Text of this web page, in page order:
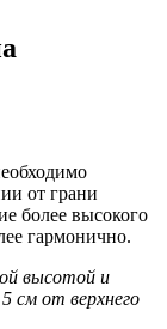
от грани
более высокого
гармонично.
высотой и
см от верхнего